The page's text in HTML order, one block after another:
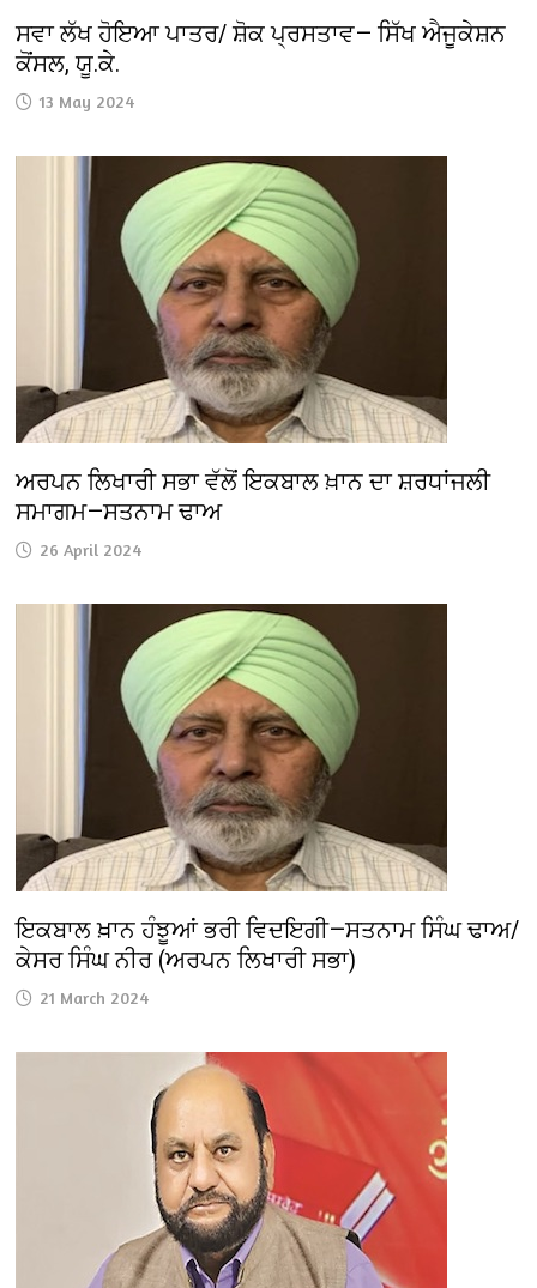
ਸਵਾ ਲੱਖ ਹੋਇਆ ਪਾਤਰ/ ਸ਼ੋਕ ਪ੍ਰਸਤਾਵ— ਸਿੱਖ ਐਜੂਕੇਸ਼ਨ
ਕੋਂਸਲ, ਯੂ.ਕੇ.
13 May 2024
ਅਰਪਨ ਲਿਖਾਰੀ ਸਭਾ ਵੱਲੋਂ ਇਕਬਾਲ ਖ਼ਾਨ ਦਾ ਸ਼ਰਧਾਂਜਲੀ
ਸਮਾਗਮ—ਸਤਨਾਮ ਢਾਅ
26 April 2024
ਇਕਬਾਲ ਖ਼ਾਨ ਹੰਝੂਆਂ ਭਰੀ ਵਿਦਇਗੀ—ਸਤਨਾਮ ਸਿੰਘ ਢਾਅ/
ਕੇਸਰ ਸਿੰਘ ਨੀਰ (ਅਰਪਨ ਲਿਖਾਰੀ ਸਭਾ)
21 March 2024